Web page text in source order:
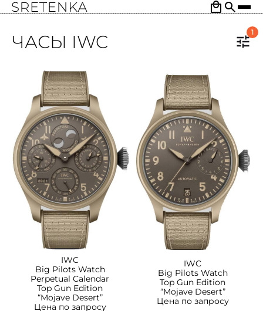
ЧАСЫ IWC 1
IWC
Big Pilots Watch
Perpetual Calendar
Top Gun Edition
“Mojave Desert”
Цена по запросу
IWC
Big Pilots Watch
Top Gun Edition
“Mojave Desert”
Цена по запросу